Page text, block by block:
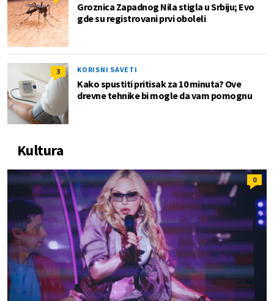
Groznica Zapadnog Nila stigla u Srbiju; Evo
gde su registrovani prvi oboleli
3 KORISNI SAVETI
Kako spustiti pritisak za 10 minuta? Ove
drevne tehnike bi mogle da vam pomognu
Kultura
0